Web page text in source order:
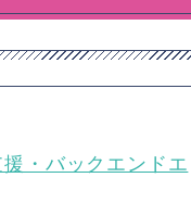
・バックエンドエ